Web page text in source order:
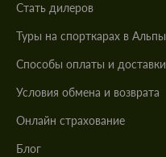
Стать дилеров
Туры на спорткарах в Альпы
Cпособы оплаты и доставки
Условия обмена и возврата
Онлайн страхование
Блог